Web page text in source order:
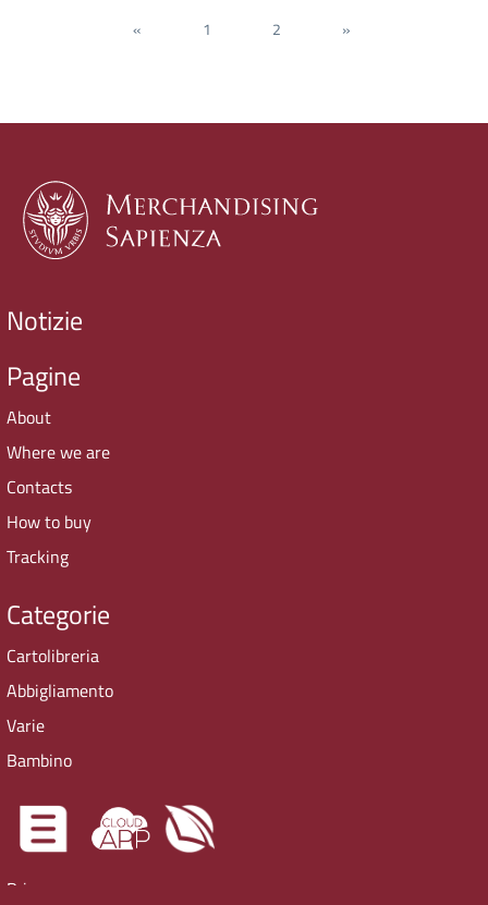
« 1 2 »
Notizie
Pagine
About
Where we are
Contacts
How to buy
Tracking
Categorie
Cartolibreria
Abbigliamento
Varie
Bambino
Privacy